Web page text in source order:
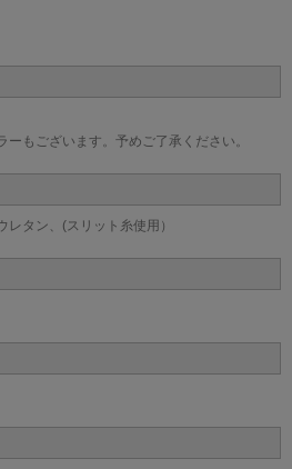
もございます。予めご了承ください。
タン、(スリット糸使用）